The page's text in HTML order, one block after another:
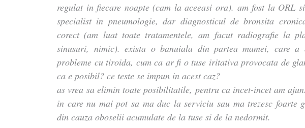
regulat in fiecare noapte (cam la aceeasi ora). am fost la ORL
specialist in pneumologie, dar diagnosticul de bronsita
corect (am luat toate tratamentele, am facut radiografie la
sinusuri, nimic). exista o banuiala din partea mamei, care a
probleme cu tiroida, cum ca ar fi o tuse iritativa provocata de
ca e posibil? ce teste se impun in acest caz?
as vrea sa elimin toate posibilitatile, pentru ca incet-incet am
in care nu mai pot sa ma duc la serviciu sau ma trezesc foarte
din cauza oboselii acumulate de la tuse si de la nedormit.